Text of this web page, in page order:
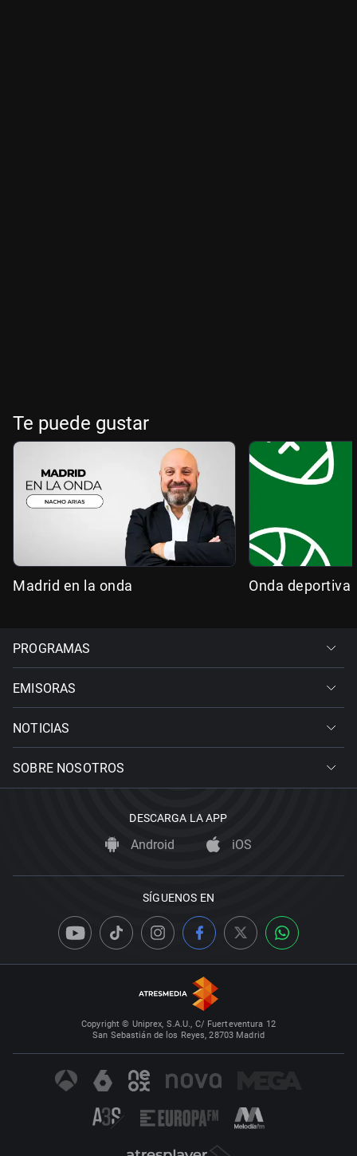
Te puede gustar
Madrid en la onda Onda deportiva
PROGRAMAS
EMISORAS
NOTICIAS
SOBRE NOSOTROS
DESCARGA LA APP
Android iOS
SÍGUENOS EN
Copyright © Uniprex, S.A.U., C/ Fuerteventura 12
San Sebastián de los Reyes, 28703 Madrid